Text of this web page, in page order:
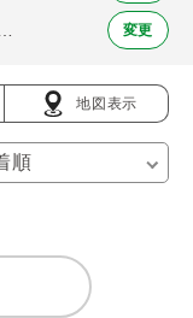
変更
地図表示